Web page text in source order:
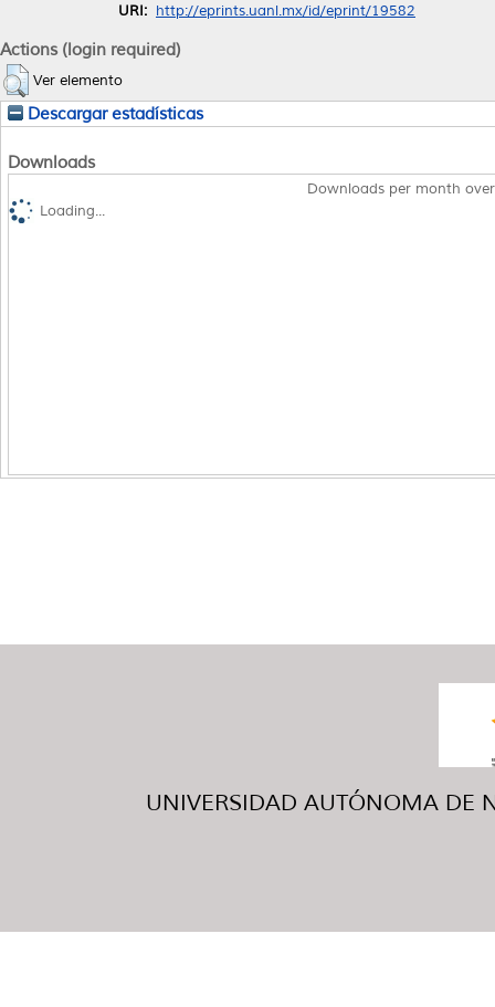
URI: http://eprints.uanl.mx/id/eprint/19582
Actions (login required)
Ver elemento
Descargar estadísticas
Downloads
Downloads per month
Loading...
UNIVERSIDAD AUTÓNOMA DE